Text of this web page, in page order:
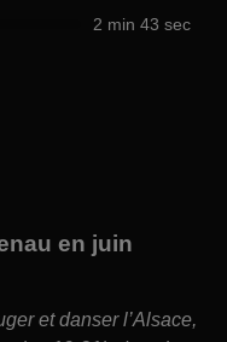
2 min 43 sec
en juin
et danser l’Alsace,